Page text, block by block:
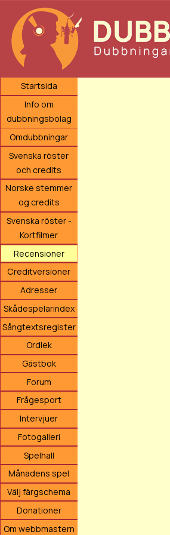
Startsida
Info om
dubbningsbolag
Omdubbningar
Svenska röster
och credits
Norske stemmer
og credits
Svenska röster -
Kortfilmer
Recensioner
Creditversioner
Adresser
Skådespelarindex
Sångtextsregister
Ordlek
Gästbok
Forum
Frågesport
Intervjuer
Fotogalleri
Spelhall
Månadens spel
Välj färgschema
Donationer
Om webbmastern